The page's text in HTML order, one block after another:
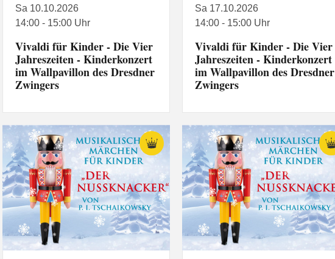
Sa 10.10.2026
14:00 - 15:00 Uhr
Vivaldi für Kinder - Die Vier
Jahreszeiten - Kinderkonzert
im Wallpavillon des Dresdner
Zwingers
Sa 17.10.2026
14:00 - 15:00 Uhr
Vivaldi für Kinder - Die Vier
Jahreszeiten - Kinderkonzert
im Wallpavillon des Dresdner
Zwingers